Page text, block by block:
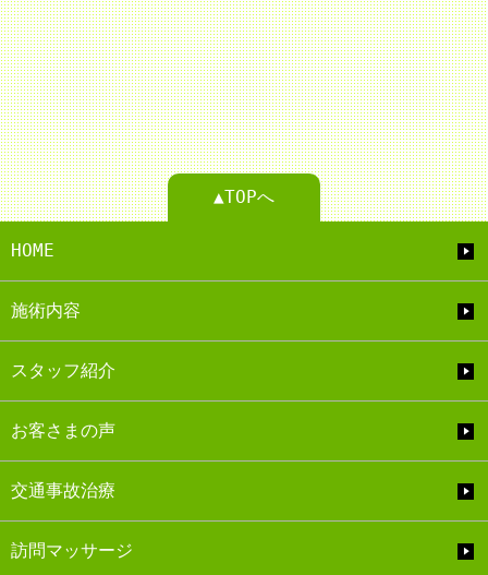
▲TOPへ
HOME
施術内容
スタッフ紹介
お客さまの声
交通事故治療
訪問マッサージ